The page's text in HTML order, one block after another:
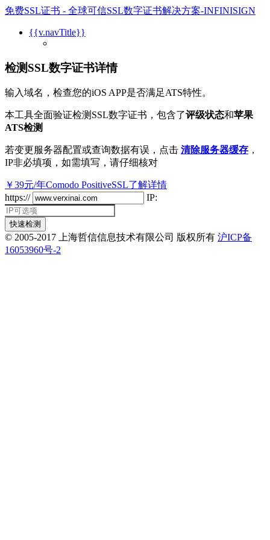
免费SSL证书 - 全球可信SSL数字证书解决方案-INFINISIGN
{{v.navTitle}}
检测SSL数字证书详情
输入域名，检查您的iOS APP是否满足ATS特性。
本工具全面验证检测SSL数字证书，包含了评级状态和苹果
ATS检测
若变更服务器配置或查询数据有误，点击 清除服务器缓存 ，
IP非必填项，如需填写，请仔细核对
￥39元/年Comodo PositiveSSL了解详情
https://
IP:
快速检测
© 2005-2017 上海哲信信息技术有限公司 版权所有 沪ICP备
16053960号-2